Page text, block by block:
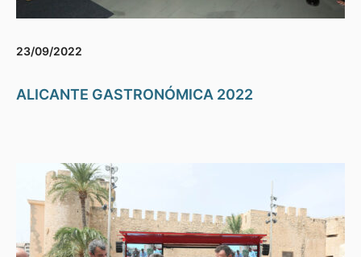
23/09/2022
ALICANTE GASTRONÓMICA 2022